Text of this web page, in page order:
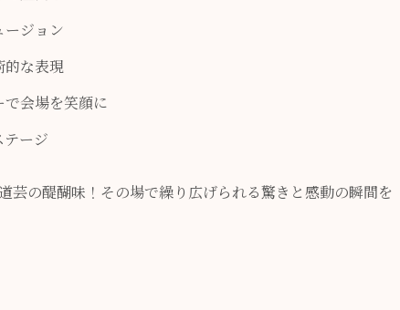
ージョン
的な表現
会場を笑顔に
ージ
芸の醍醐味！その場で繰り広げられる驚きと感動の瞬間を